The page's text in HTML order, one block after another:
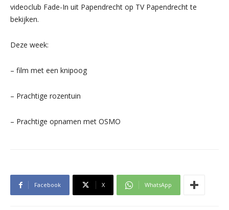
videoclub Fade-In uit Papendrecht op TV Papendrecht te
bekijken.
Deze week:
– film met een knipoog
– Prachtige rozentuin
– Prachtige opnamen met OSMO
Facebook X WhatsApp